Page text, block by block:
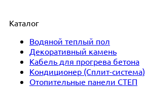
Каталог
Водяной теплый пол
Декоративный камень
Кабель для прогрева бетона
Кондиционер (Сплит-система)
Отопительные панели СТЕП